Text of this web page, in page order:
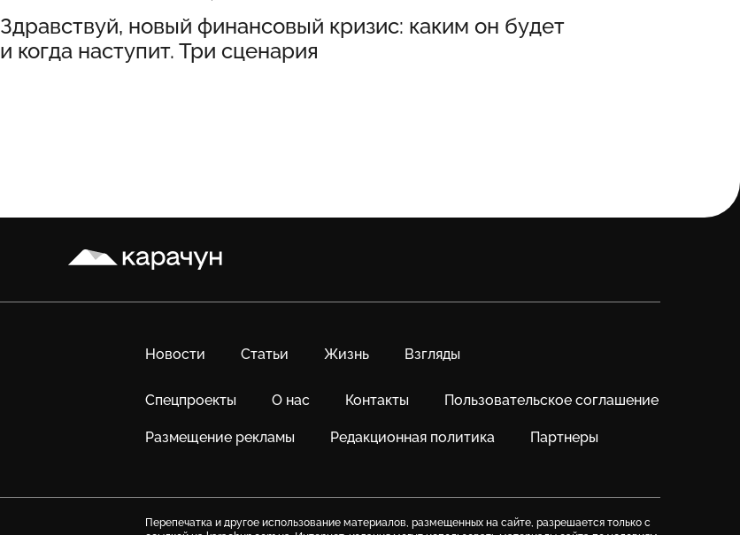
Здравствуй, новый финансовый кризис: каким он будет
и когда наступит. Три сценария
Карачун
Новости Статьи Жизнь Взгляды
Спецпроекты О нас Контакты Пользовательское соглашение
Размещение рекламы Редакционная политика Партнеры
Перепечатка и другое использование материалов, размещенных на сайте, разрешается только с